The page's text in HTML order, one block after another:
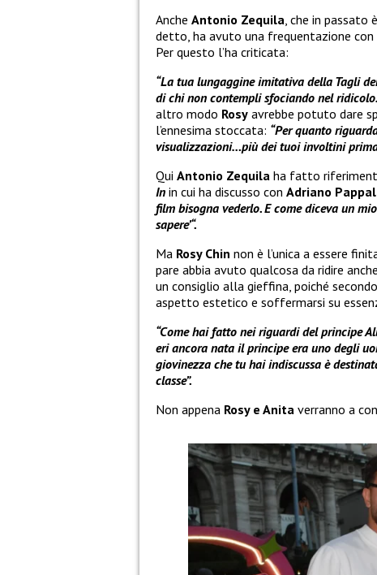
Anche Antonio Zequila, che in passato
detto, ha avuto una frequentazione con
Per questo l’ha criticata:
“La tua lungaggine imitativa della Tagli
di chi non contempli sfociando nel
altro modo Rosy avrebbe potuto dare
l’ennesima stoccata: “Per quanto
visualizzazioni…più dei tuoi involtini
Qui Antonio Zequila ha fatto
In in cui ha discusso con Adriano
film bisogna vederlo. E come diceva un
sapere’“.
Ma Rosy Chin non è l’unica a essere
pare abbia avuto qualcosa da ridire
un consiglio alla gieffina, poiché
aspetto estetico e soffermarsi su
“Come hai fatto nei riguardi del principe
eri ancora nata il principe era uno degli
giovinezza che tu hai indiscussa è
classe”.
Non appena Rosy e Anita verranno a